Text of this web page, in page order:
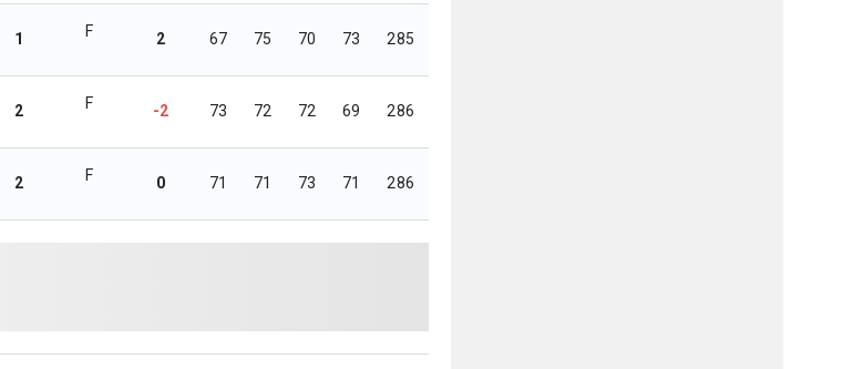
1 F 2 67 75 70 73 285
2 F -2 73 72 72 69 286
2 F 0 71 71 73 71 286